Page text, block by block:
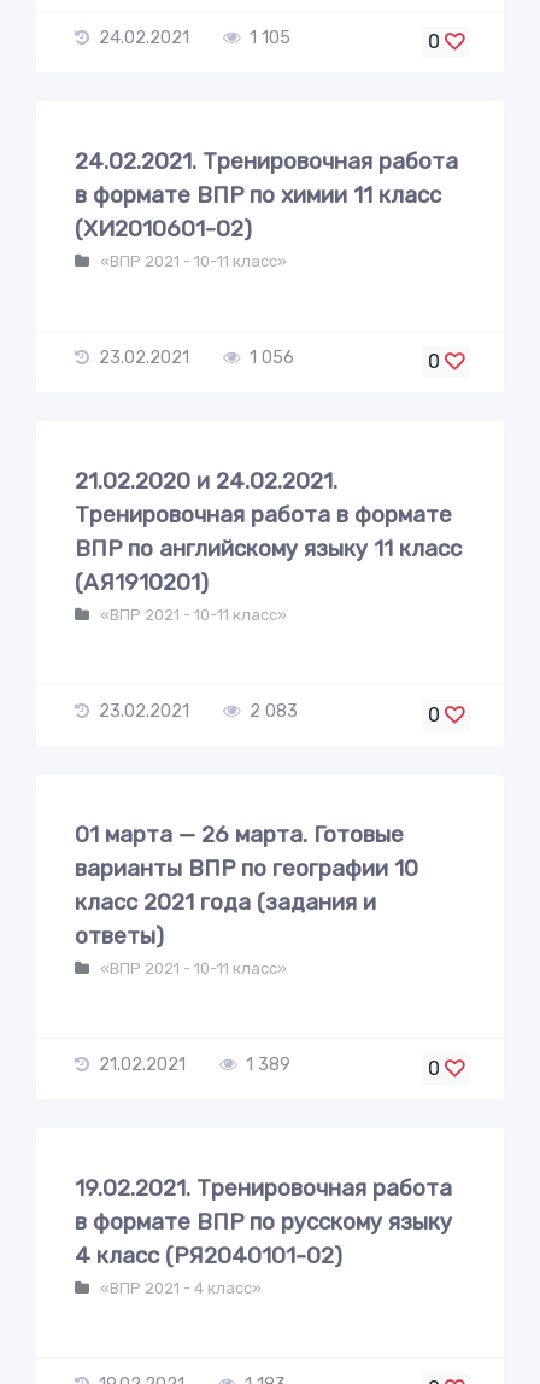
24.02.2021 1 105 0
24.02.2021. Тренировочная работа
в формате ВПР по химии 11 класс
(ХИ2010601-02)
«ВПР 2021 - 10-11 класс»
23.02.2021 1 056 0
21.02.2020 и 24.02.2021.
Тренировочная работа в формате
ВПР по английскому языку 11 класс
(АЯ1910201)
«ВПР 2021 - 10-11 класс»
23.02.2021 2 083 0
01 марта — 26 марта. Готовые
варианты ВПР по географии 10
класс 2021 года (задания и
ответы)
«ВПР 2021 - 10-11 класс»
21.02.2021 1 389 0
19.02.2021. Тренировочная работа
в формате ВПР по русскому языку
4 класс (РЯ2040101-02)
«ВПР 2021 - 4 класс»